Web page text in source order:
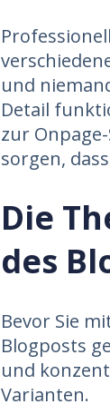
und
Detail
zur
sorgen,
Die
des
Bevor Sie
Blogposts
und
Varianten.